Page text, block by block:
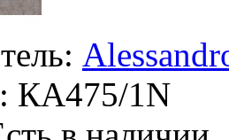
КА475/1N